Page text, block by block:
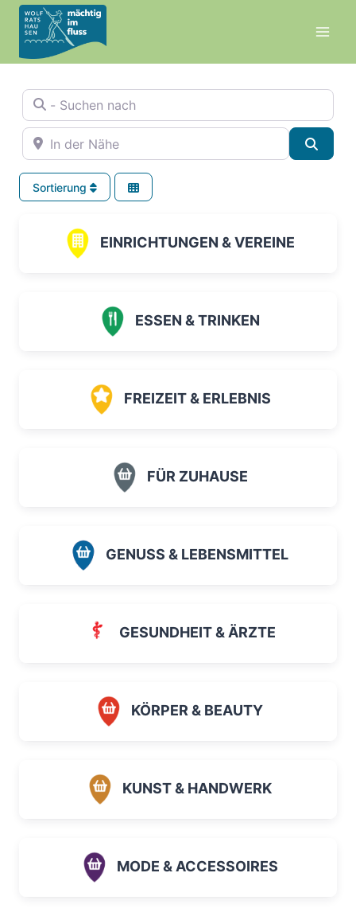
Zum
Inhalt
springen
- Suchen nach
In der Nähe
Sortierung
EINRICHTUNGEN & VEREINE
ESSEN & TRINKEN
FREIZEIT & ERLEBNIS
FÜR ZUHAUSE
GENUSS & LEBENSMITTEL
GESUNDHEIT & ÄRZTE
KÖRPER & BEAUTY
KUNST & HANDWERK
MODE & ACCESSOIRES